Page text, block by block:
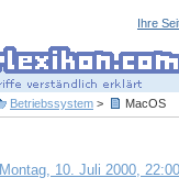
Ihre
Betriebssystem > MacOS
Montag, 10. Juli 2000,